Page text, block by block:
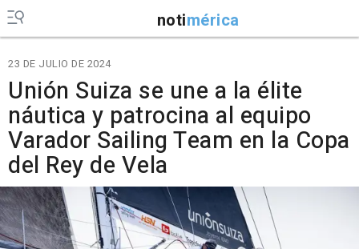
notimérica
23 DE JULIO DE 2024
Unión Suiza se une a la élite
náutica y patrocina al equipo
Varador Sailing Team en la Copa
del Rey de Vela